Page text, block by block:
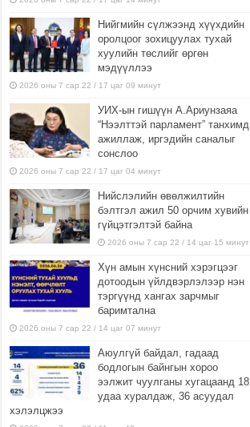
Нийгмийн сүлжээнд хүүхдийн
оролцоог зохицуулах тухай
хуулийн төслийг өргөн
мэдүүллээ
2026 оны 7 сар 22 / 17 цаг 09 минут
УИХ-ын гишүүн А.Ариунзаяа
“Нээлттэй парламент” танхимд
ажиллаж, иргэдийн саналыг
сонслоо
2026 оны 7 сар 22 / 17 цаг 04 минут
Нийслэлийн өвөлжилтийн
бэлтгэл ажил 50 орчим хувийн
гүйцэтгэлтэй байна
2026 оны 7 сар 22 / 14 цаг 15 минут
Хүн амын хүнсний хэрэгцээг
дотоодын үйлдвэрлэлээр нэн
тэргүүнд хангах зарчмыг
баримтална
2026 оны 7 сар 22 / 14 цаг 07 минут
Аюулгүй байдал, гадаад
бодлогын байнгын хороо
ээлжит чуулганы хугацаанд 18
удаа хуралдаж, 36 асуудал
хэлэлцжээ